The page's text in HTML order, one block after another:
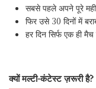
सबसे पहले अपने पूरे
फिर उसे 30 दिनों में
हर दिन सिर्फ एक ही
क्यों मल्टी-कंटेस्ट ज़रूरी है?